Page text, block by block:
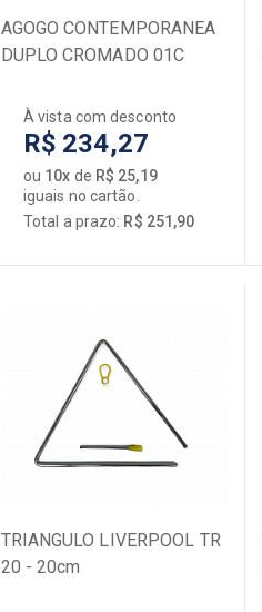
AGOGO CONTEMPORANEA
DUPLO CROMADO 01C
À vista com desconto
R$ 234,27
ou 10x de R$ 25,19
iguais no cartão.
Total a prazo: R$ 251,90
TRIANGULO LIVERPOOL TR
20 - 20cm